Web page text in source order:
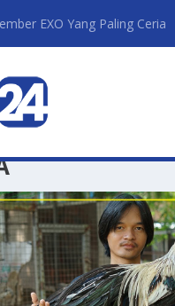
EXO Yang Paling Ceria